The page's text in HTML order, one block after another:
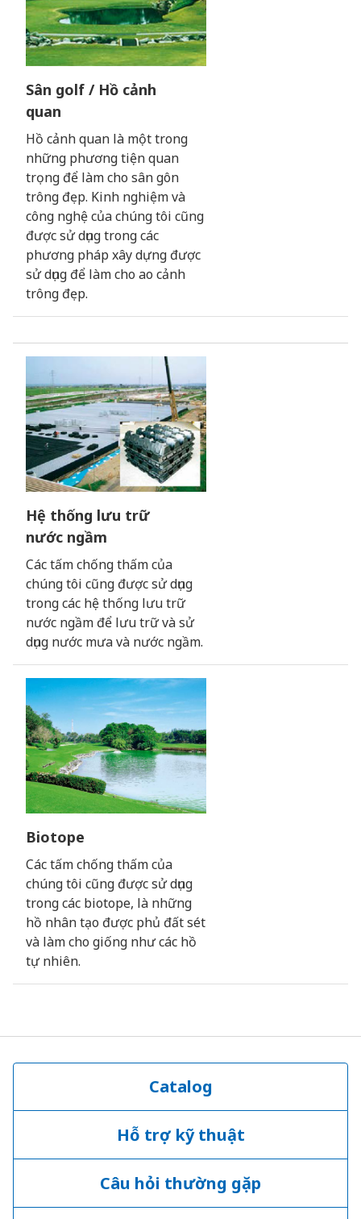
Sân golf / Hồ cảnh
quan
Hồ cảnh quan là một trong
những phương tiện quan
trọng để làm cho sân gôn
trông đẹp. Kinh nghiệm và
công nghệ của chúng tôi cũng
được sử dụng trong các
phương pháp xây dựng được
sử dụng để làm cho ao cảnh
trông đẹp.
Hệ thống lưu trữ
nước ngầm
Các tấm chống thấm của
chúng tôi cũng được sử dụng
trong các hệ thống lưu trữ
nước ngầm để lưu trữ và sử
dụng nước mưa và nước ngầm.
Biotope
Các tấm chống thấm của
chúng tôi cũng được sử dụng
trong các biotope, là những
hồ nhân tạo được phủ đất sét
và làm cho giống như các hồ
tự nhiên.
Catalog
Hỗ trợ kỹ thuật
Câu hỏi thường gặp